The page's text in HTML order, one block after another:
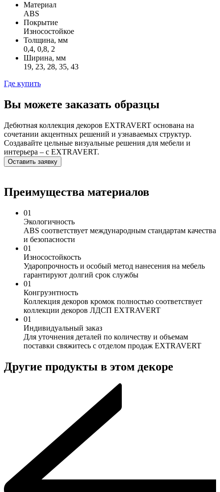
Материал
ABS
Покрытие
Износостойкое
Толщина, мм
0,4, 0,8, 2
Ширина, мм
19, 23, 28, 35, 43
Где купить
Вы можете заказать образцы
Дебютная коллекция декоров EXTRAVERT основана на
сочетании акцентных решений и узнаваемых структур.
Создавайте цельные визуальные решения для мебели и
интерьера – с EXTRAVERT.
Оставить заявку
Преимущества материалов
01
Экологичность
ABS соответствует международным стандартам качества
и безопасности
01
Износостойкость
Ударопрочность и особый метод нанесения на мебель
гарантируют долгий срок службы
01
Конгруэнтность
Коллекция декоров кромок полностью соответствует
коллекции декоров ЛДСП EXTRAVERT
01
Индивидуальный заказ
Для уточнения деталей по количеству и объемам
поставки свяжитесь с отделом продаж EXTRAVERT
Другие продукты в этом декоре